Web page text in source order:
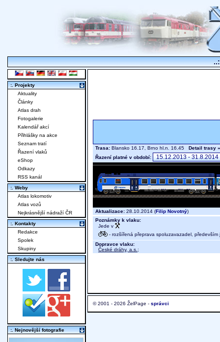
Trasa: Blansko 16.17, Brno hl.n. 16.45 Detail trasy »
Řazení platné v období:
Aktualizace: 28.10.2014 (Filip Novotný)
Poznámky k vlaku:
Jede v
- rozšířená přeprava spoluzavazadel, především
Dopravce vlaku:
České dráhy, a.s. ;
© 2001 - 2026 ŽelPage - správci
:. Projekty
Aktuality
Články
Atlas drah
Fotogalerie
Kalendář akcí
Přihlášky na akce
Seznam tratí
Řazení vlaků
eShop
Odkazy
RSS kanál
:. Weby
Atlas lokomotiv
Atlas vozů
Nejkrásnější nádraží ČR
:. Kontakty
Redakce
Spolek
Skupiny
:. Sledujte nás
:. Nejnovější fotografie